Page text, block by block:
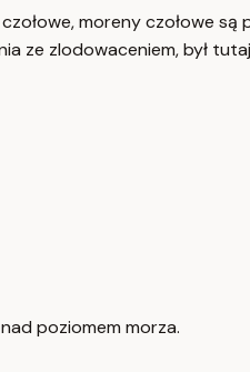
moreny czołowe
ze zlodowaceniem, był
poziomem morza.